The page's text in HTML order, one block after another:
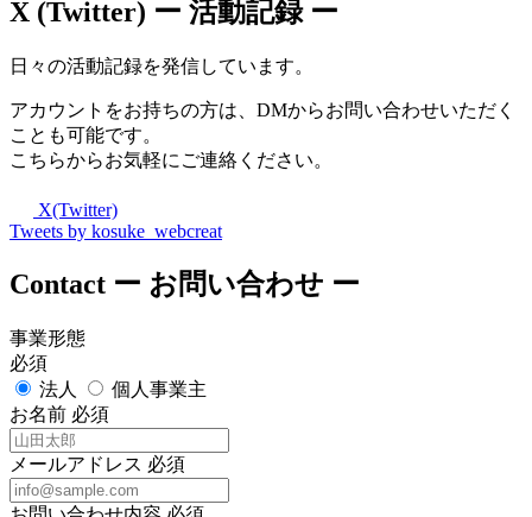
X (Twitter) ー 活動記録 ー
日々の活動記録を発信しています。
アカウントをお持ちの方は、DMからお問い合わせいただく
ことも可能です。
こちらからお気軽にご連絡ください。
X(Twitter)
Tweets by kosuke_webcreat
Contact ー お問い合わせ ー
事業形態
必須
法人
個人事業主
お名前 必須
メールアドレス 必須